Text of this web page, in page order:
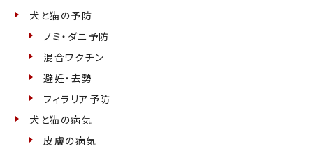
犬と猫の予防
ノミ・ダニ予防
混合ワクチン
避妊・去勢
フィラリア予防
犬と猫の病気
皮膚の病気